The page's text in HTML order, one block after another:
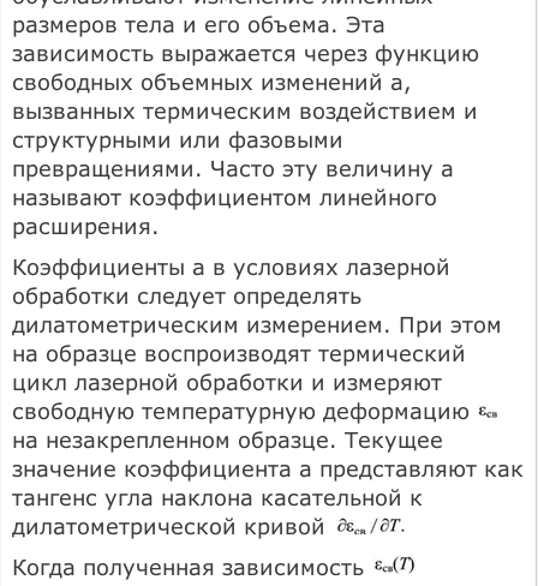
размеров тела и его объема. Эта
зависимость выражается через функцию
свободных объемных изменений а,
вызванных термическим воздействием и
структурными или фазовыми
превращениями. Часто эту величину а
называют коэффициентом линейного
расширения.
Коэффициенты а в условиях лазерной
обработки следует определять
дилатометрическим измерением. При этом
на образце воспроизводят термический
цикл лазерной обработки и измеряют
свободную температурную деформацию
на незакрепленном образце. Текущее
значение коэффициента а представляют как
тангенс угла наклона касательной к
дилатометрической кривой
Когда полученная зависимость